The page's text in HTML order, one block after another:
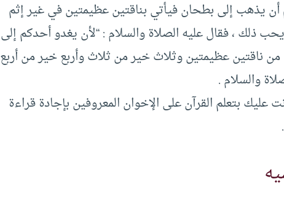
يذهب إلى بطحان فيأتي بناقتين عظيمتين في غير إثم
ذلك ، فقال عليه الصلاة والسلام : “لأن يغدو أحدكم إلى
من ناقتين عظيمتين وثلاث خير من ثلاث وأربع خير من أربع
والسلام .
عليك بتعلم القرآن على الإخوان المعروفين بإجادة قراءة